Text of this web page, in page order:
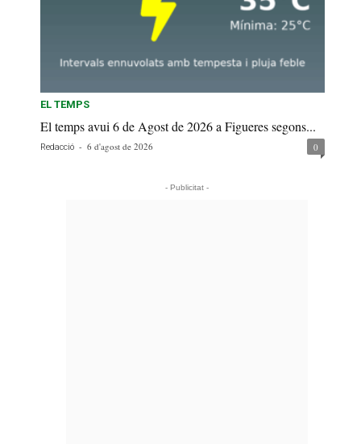
EL TEMPS
El temps avui 6 de Agost de 2026 a Figueres segons...
Redacció - 6 d'agost de 2026 0
- Publicitat -